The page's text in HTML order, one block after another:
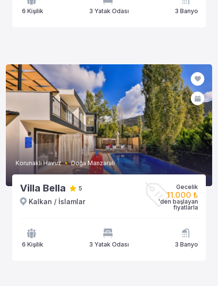
6 Kişilik 3 Yatak Odası 3 Banyo
Korunaklı Havuz Doğa Manzaralı
Villa Bella 5
Kalkan / İslamlar
Gecelik
11.000 ₺
'den başlayan
fiyatlarla
6 Kişilik 3 Yatak Odası 3 Banyo